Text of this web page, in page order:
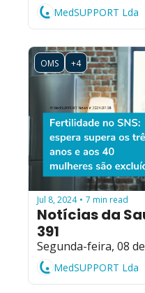
MedSUPPORT Lda
OMS +4
Jul 8, 2024 • 7 min read
Notícias da
391
Segunda-feira, 08
MedSUPPORT Lda